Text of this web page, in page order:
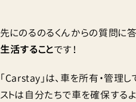
先にのるのるくんからの質問に答
生活することです！
「Carstay」は、車を所有・管理
ストは自分たちで車を確保する